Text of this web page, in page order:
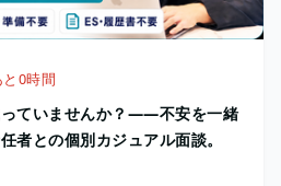
と0時間
ていませんか？——不安を一緒
者との個別カジュアル面談。